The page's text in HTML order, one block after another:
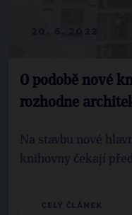
O podobě nové
rozhodne
Na stavbu nové
knihovny čekají
CELÝ ČLÁNEK